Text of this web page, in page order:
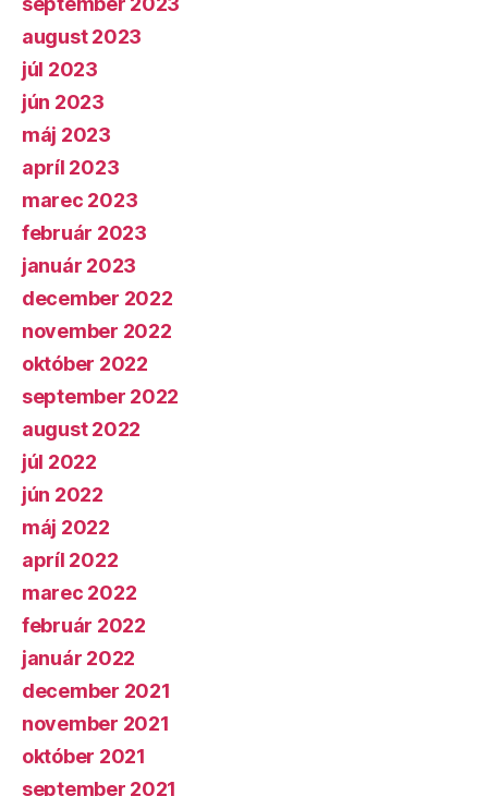
august 2023
júl 2023
jún 2023
máj 2023
apríl 2023
marec 2023
február 2023
január 2023
december 2022
november 2022
október 2022
september 2022
august 2022
júl 2022
jún 2022
máj 2022
apríl 2022
marec 2022
február 2022
január 2022
december 2021
november 2021
október 2021
september 2021